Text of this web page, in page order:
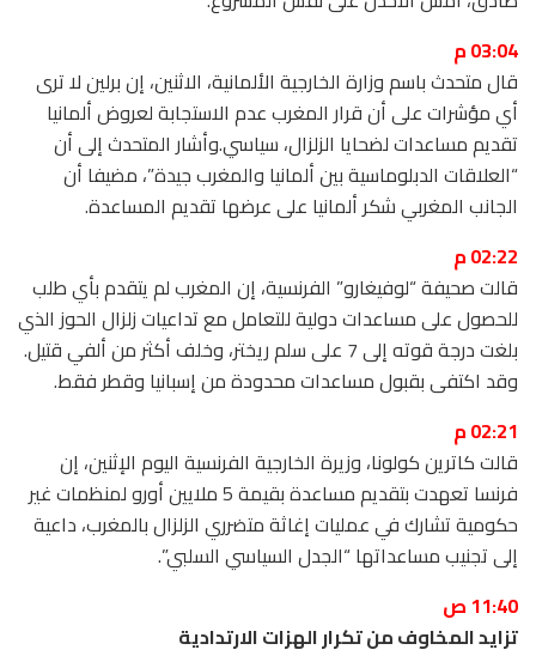
03:04 م
قال متحدث باسم وزارة الخارجية الألمانية، الاثنين، إن برلين لا ترى
أي مؤشرات على أن قرار المغرب عدم الاستجابة لعروض ألمانيا
تقديم مساعدات لضحايا الزلزال، سياسي.وأشار المتحدث إلى أن
“العلاقات الدبلوماسية بين ألمانيا والمغرب جيدة”، مضيفا أن
الجانب المغربي شكر ألمانيا على عرضها تقديم المساعدة.
02:22 م
قالت صحيفة “لوفيغارو” الفرنسية، إن المغرب لم يتقدم بأي طلب
للحصول على مساعدات دولية للتعامل مع تداعيات زلزال الحوز الذي
بلغت درجة قوته إلى 7 على سلم ريختر، وخلف أكثر من ألفي قتيل.
وقد اكتفى بقبول مساعدات محدودة من إسبانيا وقطر فقط.
02:21 م
قالت كاترين كولونا، وزيرة الخارجية الفرنسية اليوم الإثنين، إن
فرنسا تعهدت بتقديم مساعدة بقيمة 5 ملايين أورو لمنظمات غير
حكومية تشارك في عمليات إغاثة متضرري الزلزال بالمغرب، داعية
إلى تجنيب مساعداتها “الجدل السياسي السلبي”.
11:40 ص
تزايد المخاوف من تكرار الهزات الارتدادية